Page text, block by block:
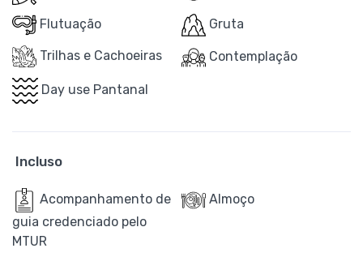
Flutuação Gruta
Trilhas e Cachoeiras Contemplação
Day use Pantanal
Incluso
Acompanhamento de
guia credenciado pelo
MTUR
Almoço